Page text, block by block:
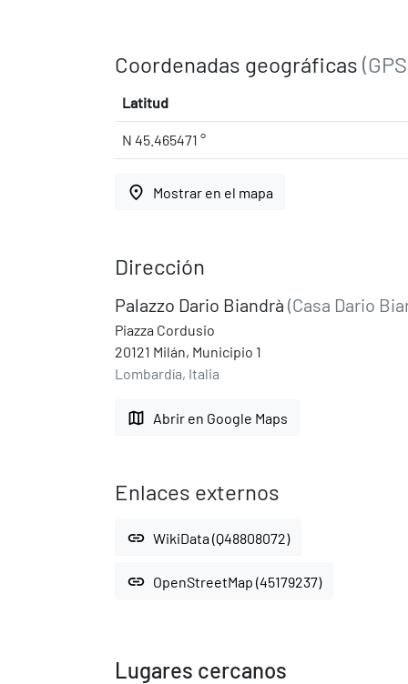
Coordenadas geográficas
Latitud
N 45.465471 °
place Mostrar en el mapa
Dirección
Palazzo Dario Biandrà (Casa Dario
Piazza Cordusio
20121 Milán, Municipio 1
Lombardía, Italia
map Abrir en Google Maps
Enlaces externos
link WikiData (Q48808072)
link OpenStreetMap (45179237)
Lugares cercanos